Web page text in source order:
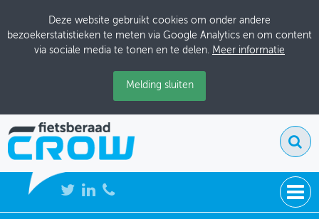
Deze website gebruikt cookies om onder andere
bezoekerstatistieken te meten via Google Analytics en om content
via sociale media te tonen en te delen. Meer informatie
Melding sluiten